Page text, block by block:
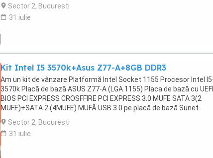
capatul liniei troleibuze 85-69.
Sector 2, Bucuresti
31 iulie
Kit Intel I5 3570k+Asus Z77-A+8GB DDR3
Am un kit de vânzare Platformă Intel Socket 1155 Procesor Intel
3570k Placă de bază ASUS Z77-A (LGA 1155) Placa de bază cu UEFI
BIOS PCI EXPRESS CROSFFIRE PCI EXPRESS 3.0 MUFE SATA 3(2
MUFE)+SATA 2 (4MUFE) MUFĂ USB 3.0 pe placă de bază Sunet
REALTEK 5.1 Placă de rețea 10 100 1000 MB Memorii -2x4 GB DDR3
1600 MHZ Dacă se dorește un Cooler mai bun la Procesor am
de kit la vânzare un DEEPCOOL GAMMAX 300 ,mult mai eficient
Sector 2, Bucuresti
31 iulie